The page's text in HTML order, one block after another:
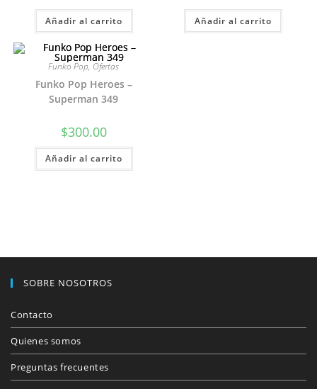
Añadir al carrito
original
era:
$370.00.
actual
$320.00.
Añadir al carrito
Funko Pop, Ofertas
Funko Pop Heroes –
Superman 349
$300.00
Añadir al carrito
SOBRE NOSOTROS
Contacto
Quienes somos
Preguntas frecuentes